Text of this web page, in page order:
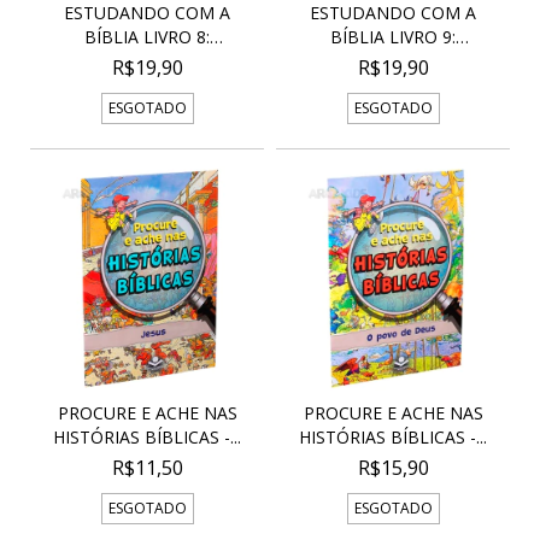
ESTUDANDO COM A
BÍBLIA LIVRO 8:
MANDAMEN...
R$19,90
ESGOTADO
ESTUDANDO COM A
BÍBLIA LIVRO 9:
RESPOSTA...
R$19,90
ESGOTADO
PROCURE E ACHE NAS
HISTÓRIAS BÍBLICAS -...
R$11,50
ESGOTADO
PROCURE E ACHE NAS
HISTÓRIAS BÍBLICAS -...
R$15,90
ESGOTADO